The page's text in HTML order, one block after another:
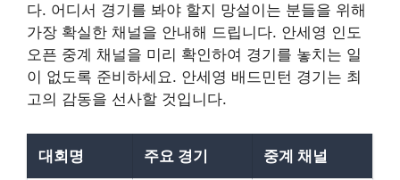
다. 어디서 경기를 봐야 할지 망설이는 분들을 위해
가장 확실한 채널을 안내해 드립니다. 안세영 인도
오픈 중계 채널을 미리 확인하여 경기를 놓치는 일
이 없도록 준비하세요. 안세영 배드민턴 경기는 최
고의 감동을 선사할 것입니다.
대회명 주요 경기 중계 채널